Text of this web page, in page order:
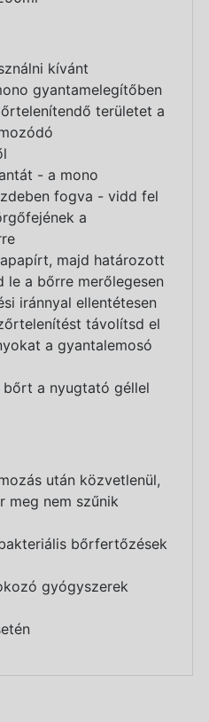
kívánt
gyantamelegítőben
területet a
- a mono
fogva - vidd fel
a
majd határozott
le a bőrre merőlegesen
iránnyal ellentétesen
távolítsd el
a gyantalemosó
a nyugtató géllel
után közvetlenül,
meg nem szűnik
bőrfertőzések
gyógyszerek